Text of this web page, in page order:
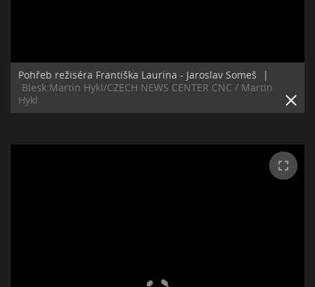
Pohřeb režiséra Františka Laurina - Jaroslav Someš
|
Blesk:Martin Hykl/CZECH NEWS CENTER CNC / Martin
Hykl